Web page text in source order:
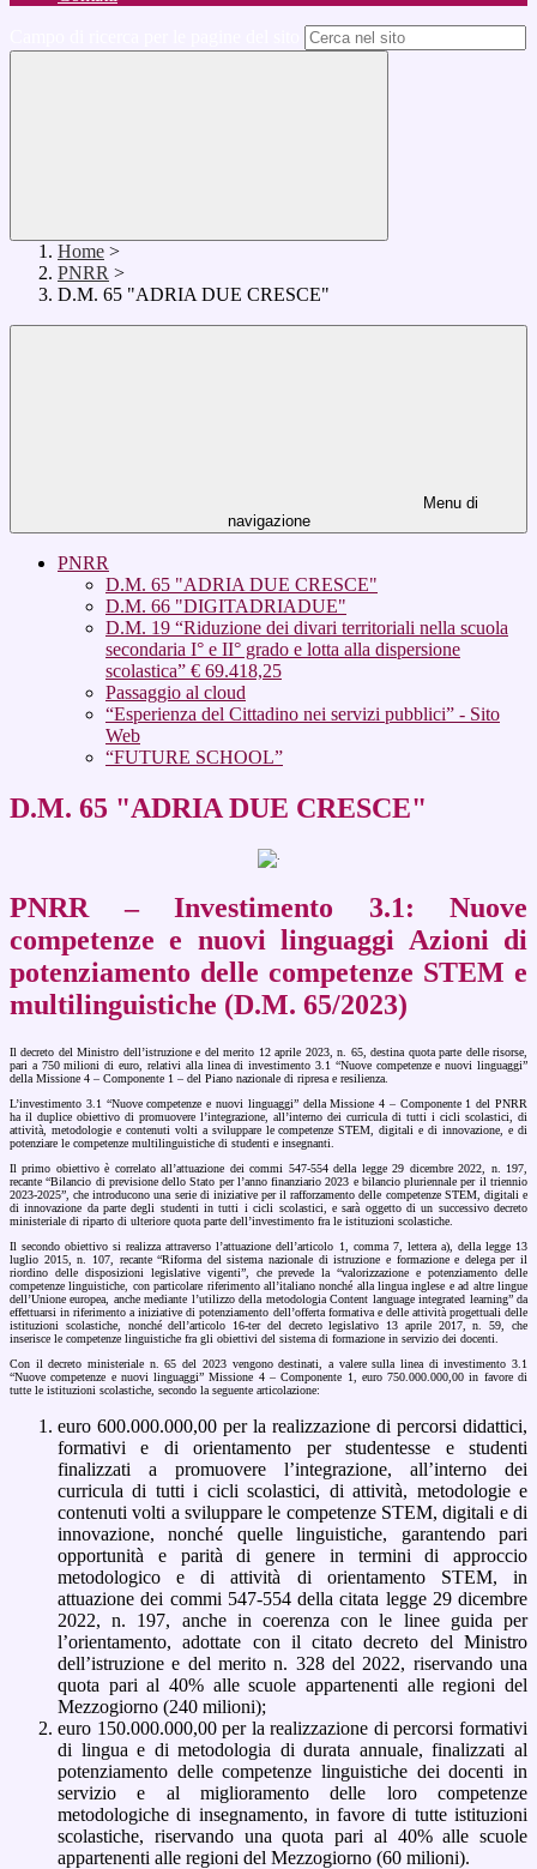
Home >
PNRR >
D.M. 65 "ADRIA DUE CRESCE"
Menu di
navigazione
PNRR
D.M. 65 "ADRIA DUE CRESCE"
D.M. 66 "DIGITADRIADUE"
D.M. 19 “Riduzione dei divari territoriali nella scuola
secondaria I° e II° grado e lotta alla dispersione
scolastica” € 69.418,25
Passaggio al cloud
“Esperienza del Cittadino nei servizi pubblici” - Sito
Web
“FUTURE SCHOOL”
D.M. 65 "ADRIA DUE CRESCE"
PNRR – Investimento 3.1: Nuove
competenze e nuovi linguaggi Azioni di
potenziamento delle competenze STEM e
multilinguistiche (D.M. 65/2023)
Il decreto del Ministro dell’istruzione e del merito 12 aprile 2023, n. 65, destina quota parte delle risorse,
pari a 750 milioni di euro, relativi alla linea di investimento 3.1 “Nuove competenze e nuovi linguaggi”
della Missione 4 – Componente 1 – del Piano nazionale di ripresa e resilienza.
L’investimento 3.1 “Nuove competenze e nuovi linguaggi” della Missione 4 – Componente 1 del PNRR
ha il duplice obiettivo di promuovere l’integrazione, all’interno dei curricula di tutti i cicli scolastici, di
attività, metodologie e contenuti volti a sviluppare le competenze STEM, digitali e di innovazione, e di
potenziare le competenze multilinguistiche di studenti e insegnanti.
Il primo obiettivo è correlato all’attuazione dei commi 547-554 della legge 29 dicembre 2022, n. 197,
recante “Bilancio di previsione dello Stato per l’anno finanziario 2023 e bilancio pluriennale per il triennio
2023-2025”, che introducono una serie di iniziative per il rafforzamento delle competenze STEM, digitali e
di innovazione da parte degli studenti in tutti i cicli scolastici, e sarà oggetto di un successivo decreto
ministeriale di riparto di ulteriore quota parte dell’investimento fra le istituzioni scolastiche.
Il secondo obiettivo si realizza attraverso l’attuazione dell’articolo 1, comma 7, lettera a), della legge 13
luglio 2015, n. 107, recante “Riforma del sistema nazionale di istruzione e formazione e delega per il
riordino delle disposizioni legislative vigenti”, che prevede la “valorizzazione e potenziamento delle
competenze linguistiche, con particolare riferimento all’italiano nonché alla lingua inglese e ad altre lingue
dell’Unione europea, anche mediante l’utilizzo della metodologia Content language integrated learning” da
effettuarsi in riferimento a iniziative di potenziamento dell’offerta formativa e delle attività progettuali delle
istituzioni scolastiche, nonché dell’articolo 16-ter del decreto legislativo 13 aprile 2017, n. 59, che
inserisce le competenze linguistiche fra gli obiettivi del sistema di formazione in servizio dei docenti.
Con il decreto ministeriale n. 65 del 2023 vengono destinati, a valere sulla linea di investimento 3.1
“Nuove competenze e nuovi linguaggi” Missione 4 – Componente 1, euro 750.000.000,00 in favore di
tutte le istituzioni scolastiche, secondo la seguente articolazione:
euro 600.000.000,00 per la realizzazione di percorsi didattici,
formativi e di orientamento per studentesse e studenti
finalizzati a promuovere l’integrazione, all’interno dei
curricula di tutti i cicli scolastici, di attività, metodologie e
contenuti volti a sviluppare le competenze STEM, digitali e di
innovazione, nonché quelle linguistiche, garantendo pari
opportunità e parità di genere in termini di approccio
metodologico e di attività di orientamento STEM, in
attuazione dei commi 547-554 della citata legge 29 dicembre
2022, n. 197, anche in coerenza con le linee guida per
l’orientamento, adottate con il citato decreto del Ministro
dell’istruzione e del merito n. 328 del 2022, riservando una
quota pari al 40% alle scuole appartenenti alle regioni del
Mezzogiorno (240 milioni);
euro 150.000.000,00 per la realizzazione di percorsi formativi
di lingua e di metodologia di durata annuale, finalizzati al
potenziamento delle competenze linguistiche dei docenti in
servizio e al miglioramento delle loro competenze
metodologiche di insegnamento, in favore di tutte istituzioni
scolastiche, riservando una quota pari al 40% alle scuole
appartenenti alle regioni del Mezzogiorno (60 milioni).